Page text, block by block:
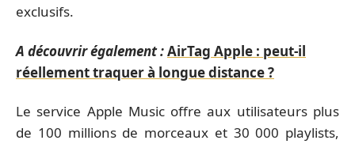
exclusifs.
A découvrir également :AirTag Apple : peut-il
réellement traquer à longue distance ?
Le service Apple Music offre aux utilisateurs plus
de 100 millions de morceaux et 30 000 playlists,